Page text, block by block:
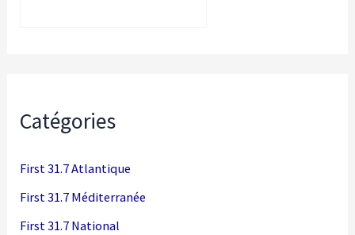
Catégories
First 31.7 Atlantique
First 31.7 Méditerranée
First 31.7 National